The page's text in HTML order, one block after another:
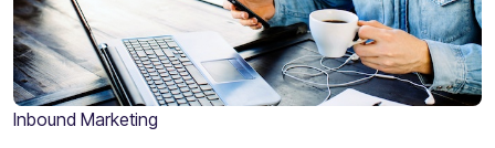
Inbound Marketing